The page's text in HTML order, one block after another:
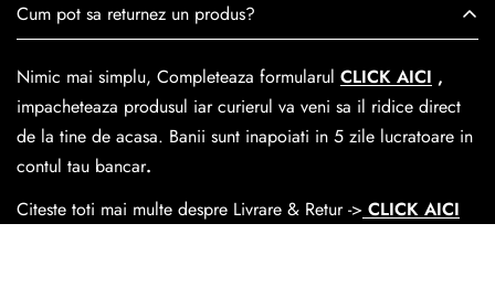
trecerea timpului.
medie livrarea dureaza 1-2 zilelucratoare prin
Easybox-ul Emag.
Cosul de livrareeste 15 lei pentru o comanda mai mica de
390 lei si Gratuit pentru o comanda de peste 390 lei.
Cum pot sa returnez un produs?
Nimic mai simplu, Completeaza formularul CLICK AICI ,
impacheteaza produsul iar curierul va veni sa il ridice direct
de la tine de acasa. Banii sunt inapoiati in 5 zile lucratoare in
contul tau bancar.
Citeste toti mai multe despre Livrare & Retur -> CLICK AICI